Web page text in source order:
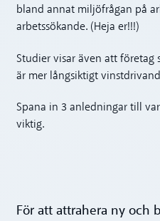
bland annat miljöfrågan på
arbetssökande. (Heja er!!!)
Studier visar även att
är mer långsiktigt
Spana in 3 anledningar till
viktig.
För att attrahera ny och